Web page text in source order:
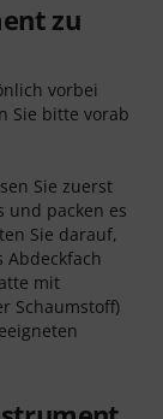
zu
vorbei
Sie bitte vorab
Sie zuerst
und packen es
Sie darauf,
Abdeckfach
mit
Schaumstoff)